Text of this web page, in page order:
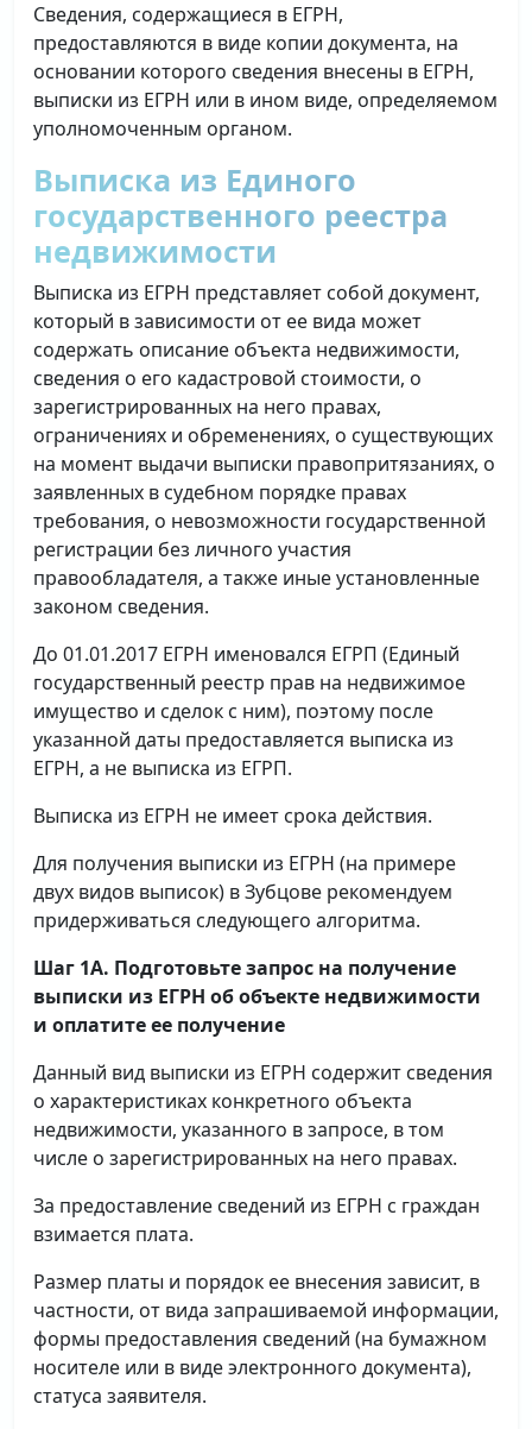
Сведения, содержащиеся в ЕГРН,
предоставляются в виде копии документа, на
основании которого сведения внесены в ЕГРН,
выписки из ЕГРН или в ином виде, определяемом
уполномоченным органом.
Выписка из Единого
государственного реестра
недвижимости
Выписка из ЕГРН представляет собой документ,
который в зависимости от ее вида может
содержать описание объекта недвижимости,
сведения о его кадастровой стоимости, о
зарегистрированных на него правах,
ограничениях и обременениях, о существующих
на момент выдачи выписки правопритязаниях, о
заявленных в судебном порядке правах
требования, о невозможности государственной
регистрации без личного участия
правообладателя, а также иные установленные
законом сведения.
До 01.01.2017 ЕГРН именовался ЕГРП (Единый
государственный реестр прав на недвижимое
имущество и сделок с ним), поэтому после
указанной даты предоставляется выписка из
ЕГРН, а не выписка из ЕГРП.
Выписка из ЕГРН не имеет срока действия.
Для получения выписки из ЕГРН (на примере
двух видов выписок) в Зубцове рекомендуем
придерживаться следующего алгоритма.
Шаг 1А. Подготовьте запрос на получение
выписки из ЕГРН об объекте недвижимости
и оплатите ее получение
Данный вид выписки из ЕГРН содержит сведения
о характеристиках конкретного объекта
недвижимости, указанного в запросе, в том
числе о зарегистрированных на него правах.
За предоставление сведений из ЕГРН с граждан
взимается плата.
Размер платы и порядок ее внесения зависит, в
частности, от вида запрашиваемой информации,
формы предоставления сведений (на бумажном
носителе или в виде электронного документа),
статуса заявителя.